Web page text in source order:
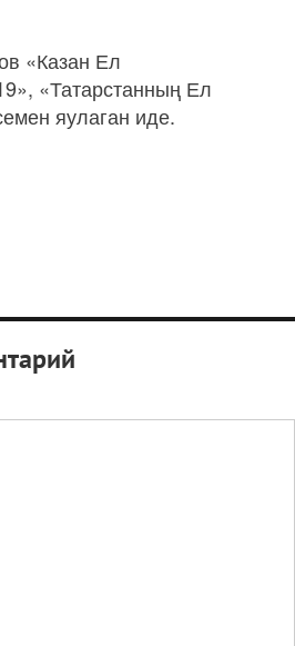
«Казан Ел
«Татарстанның Ел
яулаган иде.